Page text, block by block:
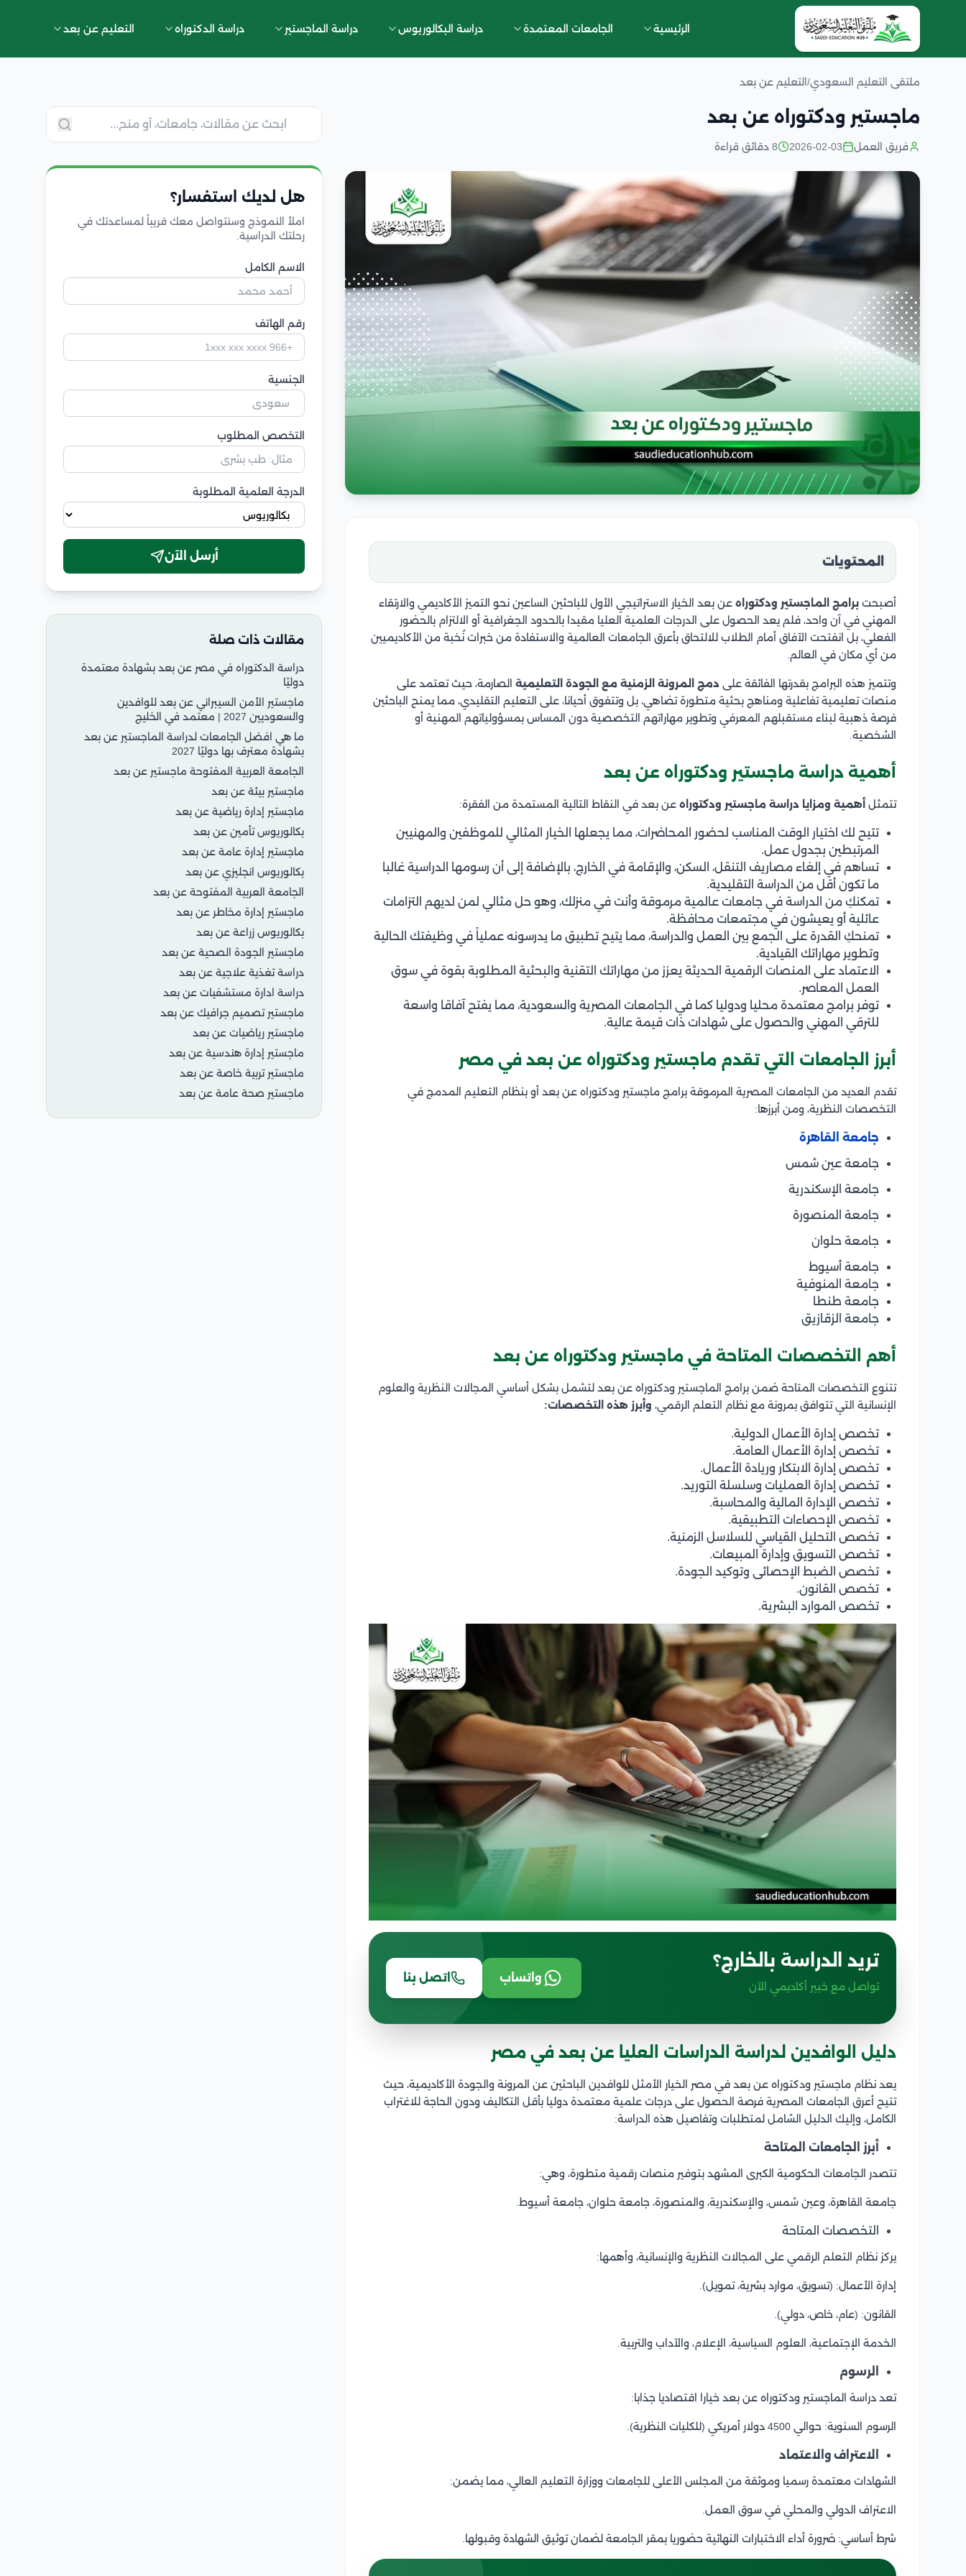
الرئيسية الجامعات المعتمدة دراسة البكالوريوس دراسة الماجستير دراسة الدكتوراه التعليم عن بعد
ملتقى التعليم السعودي/ التعليم عن بعد
ماجستير ودكتوراه عن بعد
فريق العمل 2026-02-03 8 دقائق قراءة
المحتويات
أصبحت برامج الماجستير ودكتوراه عن بعد الخيار الاستراتيجي الأول للباحثين الساعين نحو التميز الأكاديمي والارتقاء
المهني في آن واحد، فلم يعد الحصول على الدرجات العلمية العليا مقيدا بالحدود الجغرافية أو الالتزام بالحضور
الفعلي، بل انفتحت الآفاق أمام الطلاب للالتحاق بأعرق الجامعات العالمية والاستفادة من خبرات نُخبة من الأكاديميين
من أي مكان في العالم.
وتتميز هذه البرامج بقدرتها الفائقة على دمج المرونة الزمنية مع الجودة التعليمية الصارمة، حيث تعتمد على
منصات تعليمية تفاعلية ومناهج بحثية متطورة تضاهي، بل وتتفوق أحيانا، على التعليم التقليدي، مما يمنح الباحثين
فرصة ذهبية لبناء مستقبلهم المعرفي وتطوير مهاراتهم التخصصية دون المساس بمسؤولياتهم المهنية أو
الشخصية.
أهمية دراسة ماجستير ودكتوراه عن بعد
تتمثل أهمية ومزايا دراسة ماجستير ودكتوراه عن بعد في النقاط التالية المستمدة من الفقرة:
تتيح لك اختيار الوقت المناسب لحضور المحاضرات، مما يجعلها الخيار المثالي للموظفين والمهنيين
المرتبطين بجدول عمل.
تساهم في إلغاء مصاريف التنقل، السكن، والإقامة في الخارج، بالإضافة إلى أن رسومها الدراسية غالبا
ما تكون أقل من الدراسة التقليدية.
تمكنكِ من الدراسة في جامعات عالمية مرموقة وأنت في منزلك، وهو حل مثالي لمن لديهم التزامات
عائلية أو يعيشون في مجتمعات محافظة.
تمنحكِ القدرة على الجمع بين العمل والدراسة، مما يتيح تطبيق ما يدرسونه عملياً في وظيفتك الحالية
وتطوير مهاراتك القيادية.
الاعتماد على المنصات الرقمية الحديثة يعزز من مهاراتك التقنية والبحثية المطلوبة بقوة في سوق
العمل المعاصر.
توفر برامج معتمدة محليا ودوليا كما في الجامعات المصرية والسعودية، مما يفتح آفاقا واسعة
للترقي المهني والحصول على شهادات ذات قيمة عالية.
أبرز الجامعات التي تقدم ماجستير ودكتوراه عن بعد في مصر
تقدم العديد من الجامعات المصرية المرموقة برامج ماجستير ودكتوراه عن بعد أو بنظام التعليم المدمج في
التخصصات النظرية، ومن أبرزها:
جامعة القاهرة
جامعة عين شمس
جامعة الإسكندرية
جامعة المنصورة
جامعة حلوان
جامعة أسيوط
جامعة المنوفية
جامعة طنطا
جامعة الزقازيق
أهم التخصصات المتاحة في ماجستير ودكتوراه عن بعد
تتنوع التخصصات المتاحة ضمن برامج الماجستير ودكتوراه عن بعد لتشمل بشكل أساسي المجالات النظرية والعلوم
الإنسانية التي تتوافق بمرونة مع نظام التعلم الرقمي، وأبرز هذه التخصصات:
تخصص إدارة الأعمال الدولية.
تخصص إدارة الأعمال العامة.
تخصص إدارة الابتكار وريادة الأعمال.
تخصص إدارة العمليات وسلسلة التوريد.
تخصص الإدارة المالية والمحاسبة.
تخصص الإحصاءات التطبيقية.
تخصص التحليل القياسي للسلاسل الزمنية.
تخصص التسويق وإدارة المبيعات.
تخصص الضبط الإحصائى وتوكيد الجودة.
تخصص القانون.
تخصص الموارد البشرية.
تريد الدراسة بالخارج؟
تواصل مع خبير أكاديمي الآن
واتساب اتصل بنا
دليل الوافدين لدراسة الدراسات العليا عن بعد في مصر
يعد نظام ماجستير ودكتوراه عن بعد في مصر الخيار الأمثل للوافدين الباحثين عن المرونة والجودة الأكاديمية، حيث
تتيح أعرق الجامعات المصرية فرصة الحصول على درجات علمية معتمدة دوليا بأقل التكاليف ودون الحاجة للاغتراب
الكامل، وإليك الدليل الشامل لمتطلبات وتفاصيل هذه الدراسة:
أبرز الجامعات المتاحة
تتصدر الجامعات الحكومية الكبرى المشهد بتوفير منصات رقمية متطورة، وهي:
جامعة القاهرة، وعين شمس، والإسكندرية، والمنصورة، جامعة حلوان، جامعة أسيوط.
التخصصات المتاحة
يركز نظام التعلم الرقمي على المجالات النظرية والإنسانية، وأهمها:
إدارة الأعمال: (تسويق، موارد بشرية، تمويل).
القانون: (عام، خاص، دولي).
الخدمة الإجتماعية، العلوم السياسية، الإعلام، والآداب والتربية.
الرسوم
تعد دراسة الماجستير ودكتوراه عن بعد خيارا اقتصاديا جذابا:
الرسوم السنوية: حوالي 4500 دولار أمريكي (للكليات النظرية).
الاعتراف والاعتماد
الشهادات معتمدة رسميا وموثقة من المجلس الأعلى للجامعات ووزارة التعليم العالي، مما يضمن:
الاعتراف الدولي والمحلي في سوق العمل.
شرط أساسي: ضرورة أداء الاختبارات النهائية حضوريا بمقر الجامعة لضمان توثيق الشهادة وقبولها.
هل لديك استفسار؟
املأ النموذج وسنتواصل معك قريباً لمساعدتك في
رحلتك الدراسية.
الاسم الكامل
رقم الهاتف
الجنسية
التخصص المطلوب
الدرجة العلمية المطلوبة
أرسل الآن
مقالات ذات صلة
دراسة الدكتوراه في مصر عن بعد بشهادة معتمدة
دوليًا
ماجستير الأمن السيبراني عن بعد للوافدين
والسعوديين 2027 | معتمد في الخليج
ما هي افضل الجامعات لدراسة الماجستير عن بعد
بشهادة معترف بها دوليًا 2027
الجامعة العربية المفتوحة ماجستير عن بعد
ماجستير بيئة عن بعد
ماجستير إدارة رياضية عن بعد
بكالوريوس تأمين عن بعد
ماجستير إدارة عامة عن بعد
بكالوريوس انجليزي عن بعد
الجامعة العربية المفتوحة عن بعد
ماجستير إدارة مخاطر عن بعد
بكالوريوس زراعة عن بعد
ماجستير الجودة الصحية عن بعد
دراسة تغذية علاجية عن بعد
دراسة ادارة مستشفيات عن بعد
ماجستير تصميم جرافيك عن بعد
ماجستير رياضيات عن بعد
ماجستير إدارة هندسية عن بعد
ماجستير تربية خاصة عن بعد
ماجستير صحة عامة عن بعد